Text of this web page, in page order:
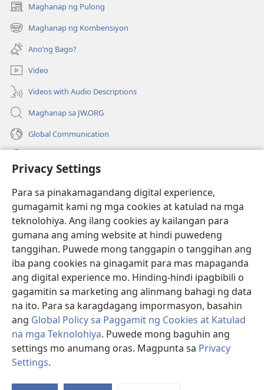
Privacy Settings
Para sa pinakamagandang digital experience,
gumagamit kami ng mga cookies at katulad na mga
teknolohiya. Ang ilang cookies ay kailangan para
gumana ang aming website at hindi puwedeng
tanggihan. Puwede mong tanggapin o tanggihan ang
iba pang cookies na ginagamit para mas mapaganda
ang digital experience mo. Hinding-hindi ipagbibili o
gagamitin sa marketing ang alinmang bahagi ng data
na ito. Para sa karagdagang impormasyon, basahin
ang Global Policy sa Paggamit ng Cookies at Katulad
na mga Teknolohiya. Puwede mong baguhin ang
settings mo anumang oras. Magpunta sa Privacy
Settings.
Maghanap ng Pulong
(may
bubukas
na
bagong
window)
Maghanap ng Kombensiyon
(may
bubukas
na
bagong
window)
Ano’ng Bago?
Video
Videos with Audio Descriptions
Maghanap sa JW.ORG
Global Communication
(may
na
bagong
window)
Watchtower ONLINE LIBRARY™
(may
bubukas
na
bagong
window)
JW Hub ®
(may
bubukas
bagong
window)
JW Library ®
Watchtower Library®
Copyright
KASUNDUAN SA PAGGAMIT